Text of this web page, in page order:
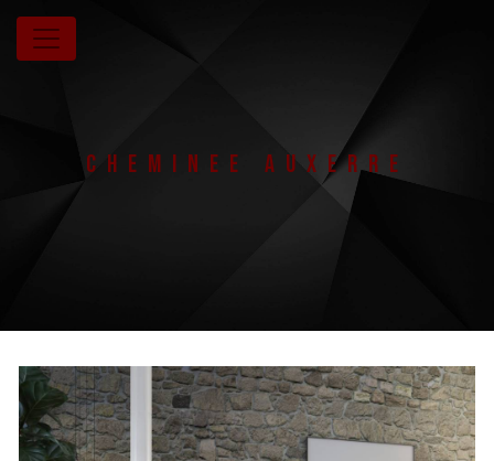
Panneau de gestion des cookies
Cheminee Auxerre